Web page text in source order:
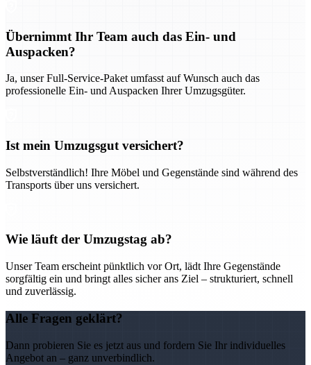
Übernimmt Ihr Team auch das Ein- und
Auspacken?
Ja, unser Full-Service-Paket umfasst auf Wunsch auch das
professionelle Ein- und Auspacken Ihrer Umzugsgüter.
Ist mein Umzugsgut versichert?
Selbstverständlich! Ihre Möbel und Gegenstände sind während des
Transports über uns versichert.
Wie läuft der Umzugstag ab?
Unser Team erscheint pünktlich vor Ort, lädt Ihre Gegenstände
sorgfältig ein und bringt alles sicher ans Ziel – strukturiert, schnell
und zuverlässig.
Alle Fragen geklärt?
Dann probieren Sie es jetzt aus und fordern Sie Ihr individuelles
Angebot an – ganz unverbindlich.